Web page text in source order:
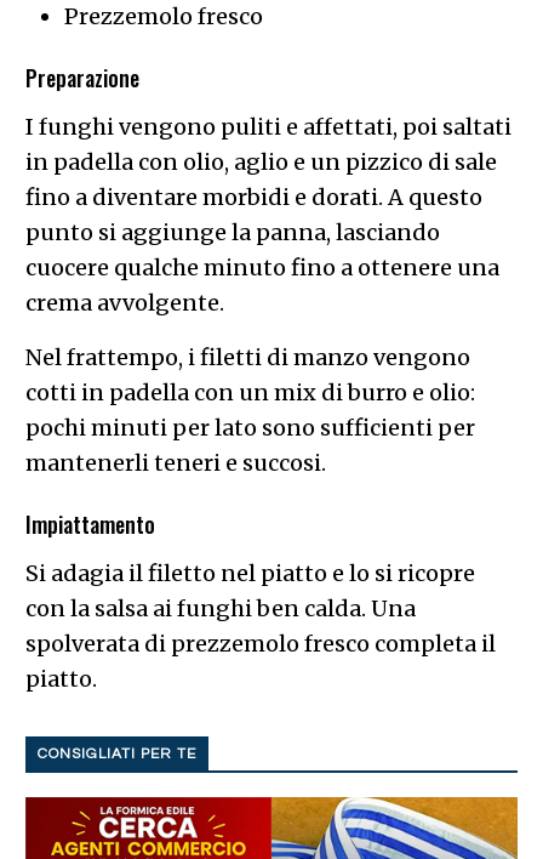
Prezzemolo fresco
Preparazione
I funghi vengono puliti e affettati, poi saltati
in padella con olio, aglio e un pizzico di sale
fino a diventare morbidi e dorati. A questo
punto si aggiunge la panna, lasciando
cuocere qualche minuto fino a ottenere una
crema avvolgente.
Nel frattempo, i filetti di manzo vengono
cotti in padella con un mix di burro e olio:
pochi minuti per lato sono sufficienti per
mantenerli teneri e succosi.
Impiattamento
Si adagia il filetto nel piatto e lo si ricopre
con la salsa ai funghi ben calda. Una
spolverata di prezzemolo fresco completa il
piatto.
CONSIGLIATI PER TE